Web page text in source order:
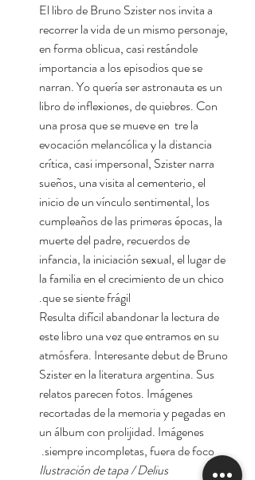
El libro de Bruno Szister nos invita a
recorrer la vida de un mismo personaje,
en forma oblicua, casi restándole
importancia a los episodios que se
narran. Yo quería ser astronauta es un
libro de inflexiones, de quiebres. Con
una prosa que se mueve en tre la
evocación melancólica y la distancia
crítica, casi impersonal, Szister narra
sueños, una visita al cementerio, el
inicio de un vínculo sentimental, los
cumpleaños de las primeras épocas, la
muerte del padre, recuerdos de
infancia, la iniciación sexual, el lugar de
la familia en el crecimiento de un chico
que se siente frágil.
Resulta difícil abandonar la lectura de
este libro una vez que entramos en su
atmósfera. Interesante debut de Bruno
Szister en la literatura argentina. Sus
relatos parecen fotos. Imágenes
recortadas de la memoria y pegadas en
un álbum con prolijidad. Imágenes
siempre incompletas, fuera de foco.
Ilustración de tapa / Delius